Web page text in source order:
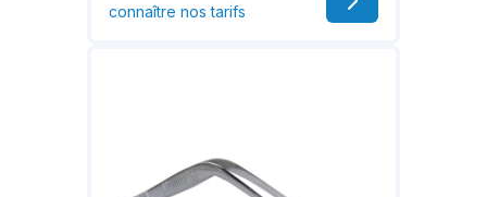
connaître nos tarifs